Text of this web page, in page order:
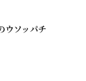
ウソッパチ